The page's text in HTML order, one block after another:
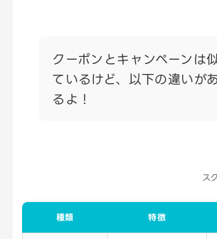
クーポンとキャンペーンは似
ているけど、以下の違いがあ
るよ！
ス
種類 特徴